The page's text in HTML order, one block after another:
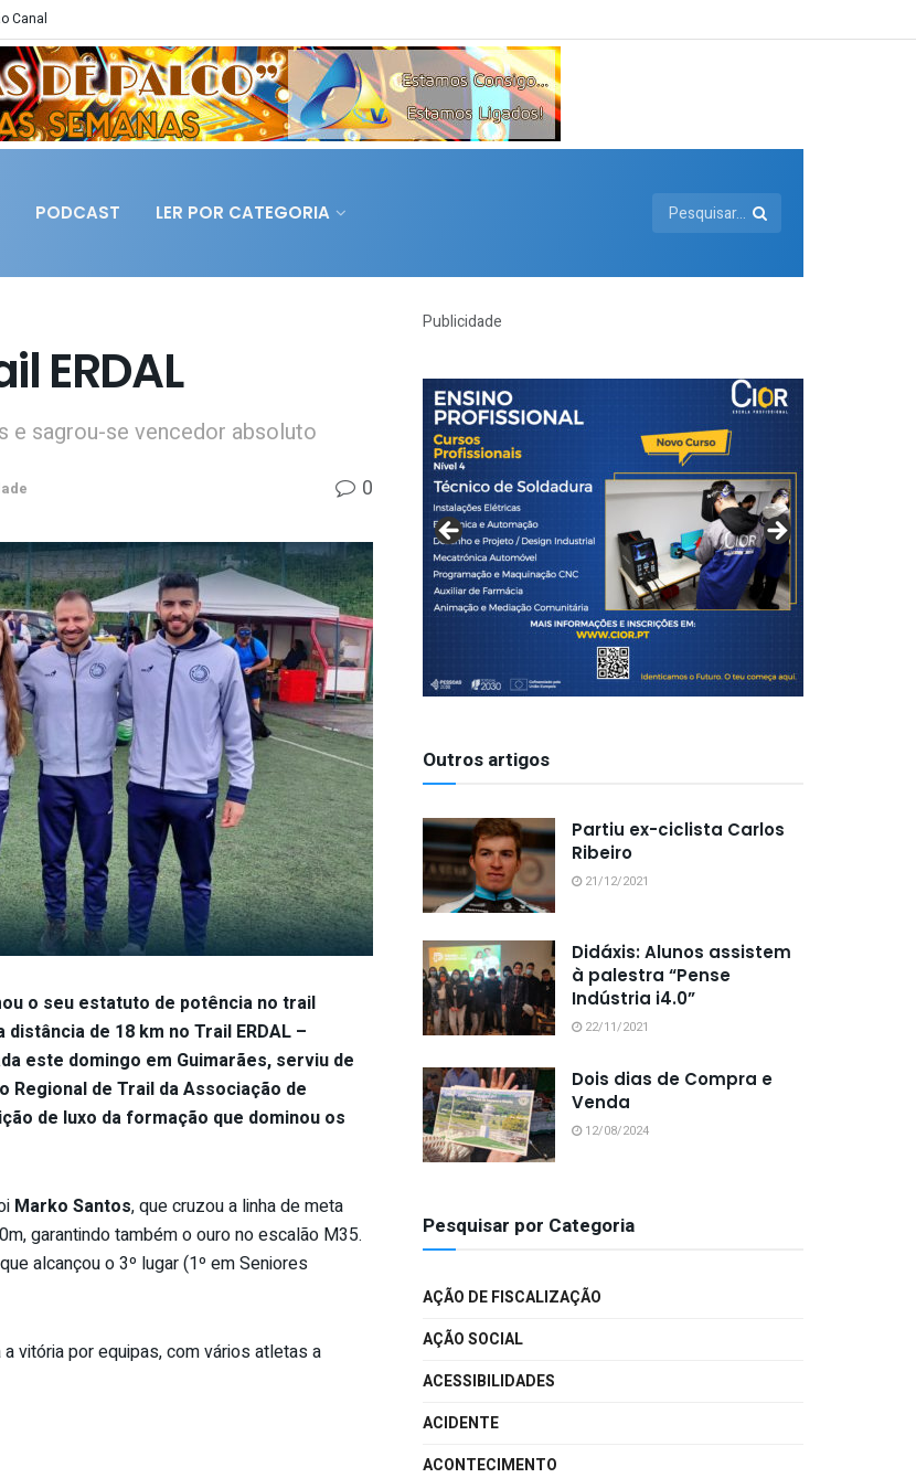
Canal
PODCAST LER POR CATEGORIA
ERDAL
e sagrou-se vencedor absoluto
0
o seu estatuto de potência no trail
de 18 km no Trail ERDAL –
este domingo em Guimarães, serviu de
Regional de Trail da Associação de
de luxo da formação que dominou os
Marko Santos, que cruzou a linha de meta
garantindo também o ouro no escalão M35.
alcançou o 3º lugar (1º em Seniores
vitória por equipas, com vários atletas a
Publicidade
Outros artigos
Partiu ex-ciclista Carlos
Ribeiro
21/12/2021
Didáxis: Alunos assistem
à palestra “Pense
Indústria i4.0”
22/11/2021
Dois dias de Compra e
Venda
12/08/2024
Pesquisar por Categoria
AÇÃO DE FISCALIZAÇÃO
AÇÃO SOCIAL
ACESSIBILIDADES
ACIDENTE
ACONTECIMENTO